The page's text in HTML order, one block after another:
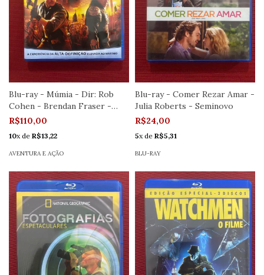
Blu-ray - Múmia - Dir: Rob
Cohen - Brendan Fraser -
Seminovo
R$110,00
10x de R$13,22
AVENTURA E AÇÃO
Blu-ray - Comer Rezar Amar -
Julia Roberts - Seminovo
R$24,00
5x de R$5,31
BLU-RAY